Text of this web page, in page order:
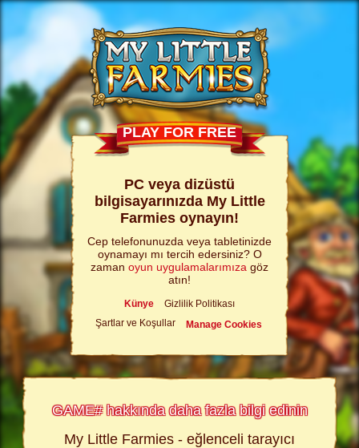
PLAY FOR FREE
PC veya dizüstü
bilgisayarınızda My Little
Farmies oynayın!
Cep telefonunuzda veya tabletinizde
oynamayı mı tercih edersiniz? O
zaman oyun uygulamalarımıza göz
atın!
Künye
Gizlilik Politikası
Şartlar ve Koşullar
Manage Cookies
GAME# hakkında daha fazla bilgi edinin
My Little Farmies - eğlenceli tarayıcı
Bu